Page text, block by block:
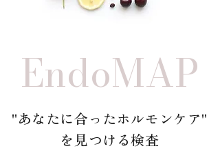
EndoMAP
"あなたに合ったホルモンケア"
を見つける検査